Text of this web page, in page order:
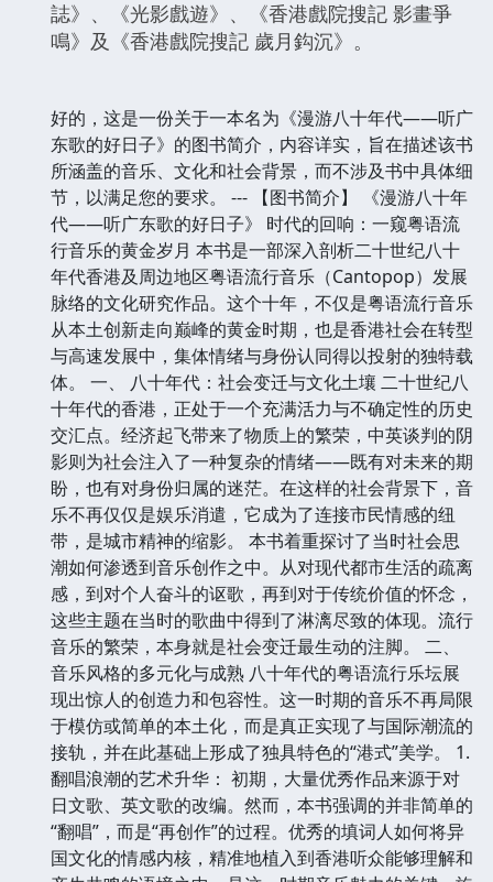
誌》、《光影戲遊》、《香港戲院搜記 影畫爭
鳴》及《香港戲院搜記 歲月鈎沉》。
好的，这是一份关于一本名为《漫游八十年代——听广
东歌的好日子》的图书简介，内容详实，旨在描述该书
所涵盖的音乐、文化和社会背景，而不涉及书中具体细
节，以满足您的要求。 --- 【图书简介】 《漫游八十年
代——听广东歌的好日子》 时代的回响：一窥粤语流
行音乐的黄金岁月 本书是一部深入剖析二十世纪八十
年代香港及周边地区粤语流行音乐（Cantopop）发展
脉络的文化研究作品。这个十年，不仅是粤语流行音乐
从本土创新走向巅峰的黄金时期，也是香港社会在转型
与高速发展中，集体情绪与身份认同得以投射的独特载
体。 一、 八十年代：社会变迁与文化土壤 二十世纪八
十年代的香港，正处于一个充满活力与不确定性的历史
交汇点。经济起飞带来了物质上的繁荣，中英谈判的阴
影则为社会注入了一种复杂的情绪——既有对未来的期
盼，也有对身份归属的迷茫。在这样的社会背景下，音
乐不再仅仅是娱乐消遣，它成为了连接市民情感的纽
带，是城市精神的缩影。 本书着重探讨了当时社会思
潮如何渗透到音乐创作之中。从对现代都市生活的疏离
感，到对个人奋斗的讴歌，再到对于传统价值的怀念，
这些主题在当时的歌曲中得到了淋漓尽致的体现。流行
音乐的繁荣，本身就是社会变迁最生动的注脚。 二、
音乐风格的多元化与成熟 八十年代的粤语流行乐坛展
现出惊人的创造力和包容性。这一时期的音乐不再局限
于模仿或简单的本土化，而是真正实现了与国际潮流的
接轨，并在此基础上形成了独具特色的“港式”美学。 1.
翻唱浪潮的艺术升华： 初期，大量优秀作品来源于对
日文歌、英文歌的改编。然而，本书强调的并非简单的
“翻唱”，而是“再创作”的过程。优秀的填词人如何将异
国文化的情感内核，精准地植入到香港听众能够理解和